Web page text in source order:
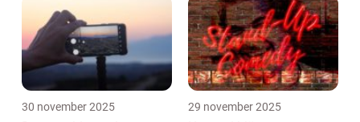
30 november 2025 29 november 2025